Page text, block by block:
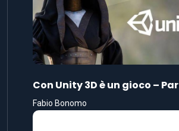
Con Unity 3D è un gioco –
Fabio Bonomo